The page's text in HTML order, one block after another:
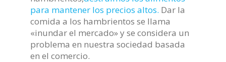
para mantener los precios altos. Dar la
comida a los hambrientos se llama
«inundar el mercado» y se considera un
problema en nuestra sociedad basada
en el comercio.